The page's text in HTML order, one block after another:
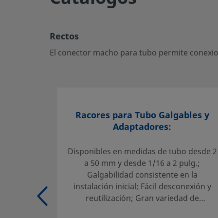
El conector macho para tubo permite conexiones
Inicie la sesión o regístrese
máximo partido a su inversión.
Selección fiable de un producto:
El diseñador y usuario del sistema deben revisar la
para asegurar una correcta selección de producto. Al
habrá que tener en cuenta el diseño global del sistema
Rectos
El conector macho para tubo permite
Racores para Tubo Galgables y
Adaptadores:
Disponibles en medidas de tubo desde 2
a 50 mm y desde 1/16 a 2 pulg.;
Galgabilidad consistente en la
instalación inicial; Fácil desconexión y
reutilización; Gran variedad de